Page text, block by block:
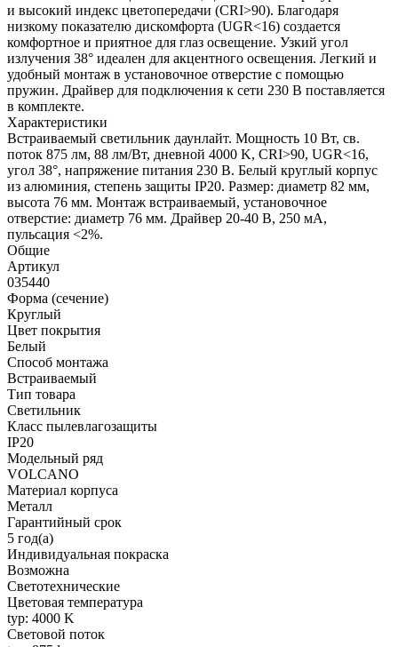
и высокий индекс цветопередачи (CRI>90). Благодаря
низкому показателю дискомфорта (UGR<16) создается
комфортное и приятное для глаз освещение. Узкий угол
излучения 38° идеален для акцентного освещения. Легкий и
удобный монтаж в установочное отверстие с помощью
пружин. Драйвер для подключения к сети 230 В поставляется
в комплекте.
Характеристики
Встраиваемый светильник даунлайт. Мощность 10 Вт, св.
поток 875 лм, 88 лм/Вт, дневной 4000 K, CRI>90, UGR<16,
угол 38°, напряжение питания 230 В. Белый круглый корпус
из алюминия, степень защиты IP20. Размер: диаметр 82 мм,
высота 76 мм. Монтаж встраиваемый, установочное
отверстие: диаметр 76 мм. Драйвер 20-40 В, 250 мА,
пульсация <2%.
Общие
Артикул
035440
Форма (сечение)
Круглый
Цвет покрытия
Белый
Способ монтажа
Встраиваемый
Тип товара
Светильник
Класс пылевлагозащиты
IP20
Модельный ряд
VOLCANO
Материал корпуса
Металл
Гарантийный срок
5 год(а)
Индивидуальная покраска
Возможна
Светотехнические
Цветовая температура
typ: 4000 K
Световой поток